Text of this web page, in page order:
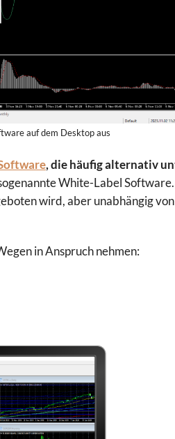
auf dem Desktop aus
, die häufig alternativ
White-Label
wird, aber unabhängig
in Anspruch nehmen: